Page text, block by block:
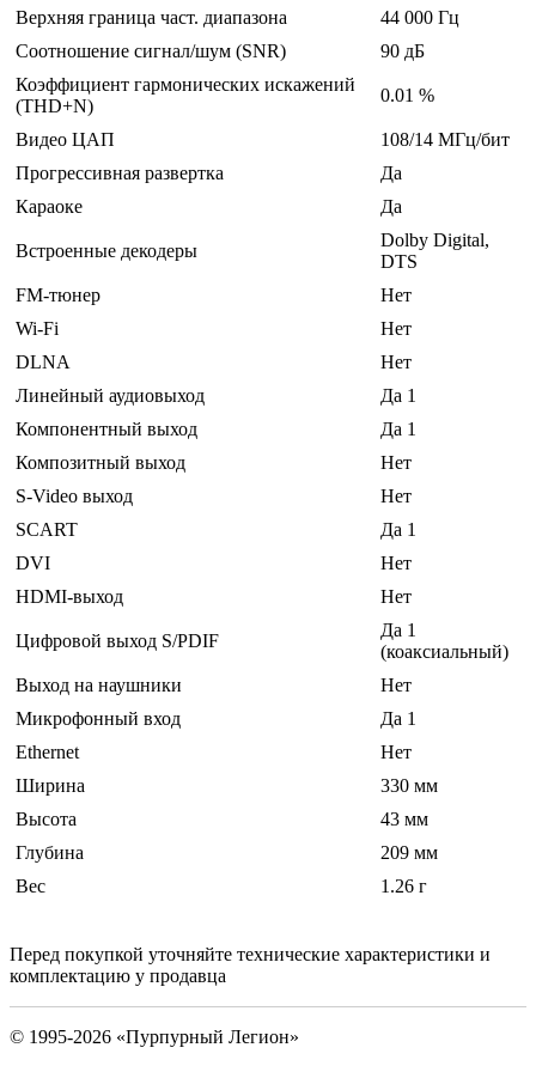
Верхняя граница част. диапазона
44 000 Гц
Соотношение сигнал/шум (SNR)
90 дБ
Коэффициент гармонических искажений
(THD+N)
0.01 %
Видео ЦАП
108/14 МГц/бит
Прогрессивная развертка
Да
Караоке
Да
Встроенные декодеры
Dolby Digital,
DTS
FM-тюнер
Нет
Wi-Fi
Нет
DLNA
Нет
Линейный аудиовыход
Да 1
Компонентный выход
Да 1
Композитный выход
Нет
S-Video выход
Нет
SCART
Да 1
DVI
Нет
HDMI-выход
Нет
Цифровой выход S/PDIF
Да 1
(коаксиальный)
Выход на наушники
Нет
Микрофонный вход
Да 1
Ethernet
Нет
Ширина
330 мм
Высота
43 мм
Глубина
209 мм
Вес
1.26 г
Перед покупкой уточняйте технические характеристики и
комплектацию у продавца
© 1995-2026 «Пурпурный Легион»